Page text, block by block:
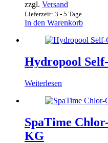
zzgl. Versand
Lieferzeit: 3 - 5 Tage
In den Warenkorb
Hydropool
Weiterlesen
SpaTime
KG